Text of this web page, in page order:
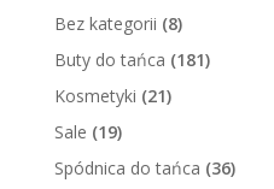
Bez kategorii (8)
Buty do tańca (181)
Kosmetyki (21)
Sale (19)
Spódnica do tańca (36)